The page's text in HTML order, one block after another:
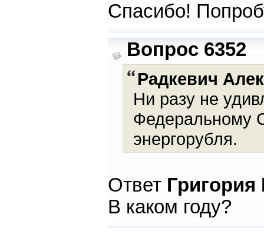
Спасибо!
Вопрос 6352
Радкевич
Ни разу не
Федеральному
энергорубля.
Ответ
В каком году?